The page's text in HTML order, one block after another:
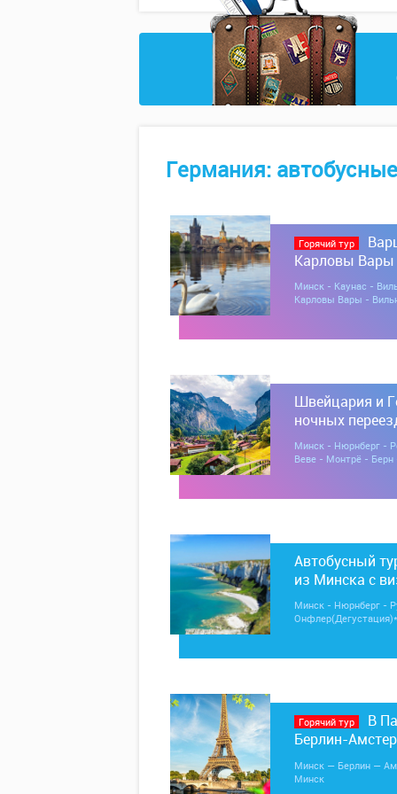
Германия:
Горячий тур
Карловы Вары
Минск - Каунас -
Карловы Вары -
Швейцария и
ночных
Минск - Нюрнберг -
Веве - Монтрё -
Автобусный
из Минска с
Минск - Нюрнберг -
Горячий тур
В
Берлин-
Люксембург -
Минск — Берлин —
Минск